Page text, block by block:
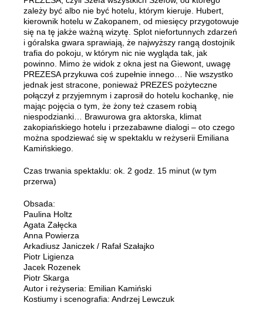
zależy być albo nie być hotelu, którym kieruje. Hubert,
kierownik hotelu w Zakopanem, od miesięcy przygotowuje
się na tę jakże ważną wizytę. Splot niefortunnych zdarzeń
i góralska gwara sprawiają, że najwyższy rangą dostojnik
trafia do pokoju, w którym nic nie wygląda tak, jak
powinno. Mimo że widok z okna jest na Giewont, uwagę
PREZESA przykuwa coś zupełnie innego… Nie wszystko
jednak jest stracone, ponieważ PREZES pożyteczne
połączył z przyjemnym i zaprosił do hotelu kochankę, nie
mając pojęcia o tym, że żony też czasem robią
niespodzianki… Brawurowa gra aktorska, klimat
zakopiańskiego hotelu i przezabawne dialogi – oto czego
można spodziewać się w spektaklu w reżyserii Emiliana
Kamińskiego.
Czas trwania spektaklu: ok. 2 godz. 15 minut (w tym
przerwa)
Obsada:
Paulina Holtz
Agata Załęcka
Anna Powierza
Arkadiusz Janiczek / Rafał Szałajko
Piotr Ligienza
Jacek Rozenek
Piotr Skarga
Autor i reżyseria: Emilian Kamiński
Kostiumy i scenografia: Andrzej Lewczuk